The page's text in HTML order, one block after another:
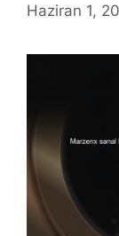
Haziran 1,